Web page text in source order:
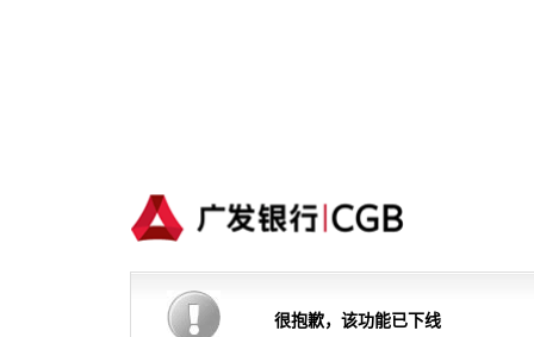
很抱歉，该功能已下线